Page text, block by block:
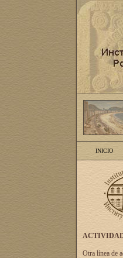
INICIO
Otra línea de